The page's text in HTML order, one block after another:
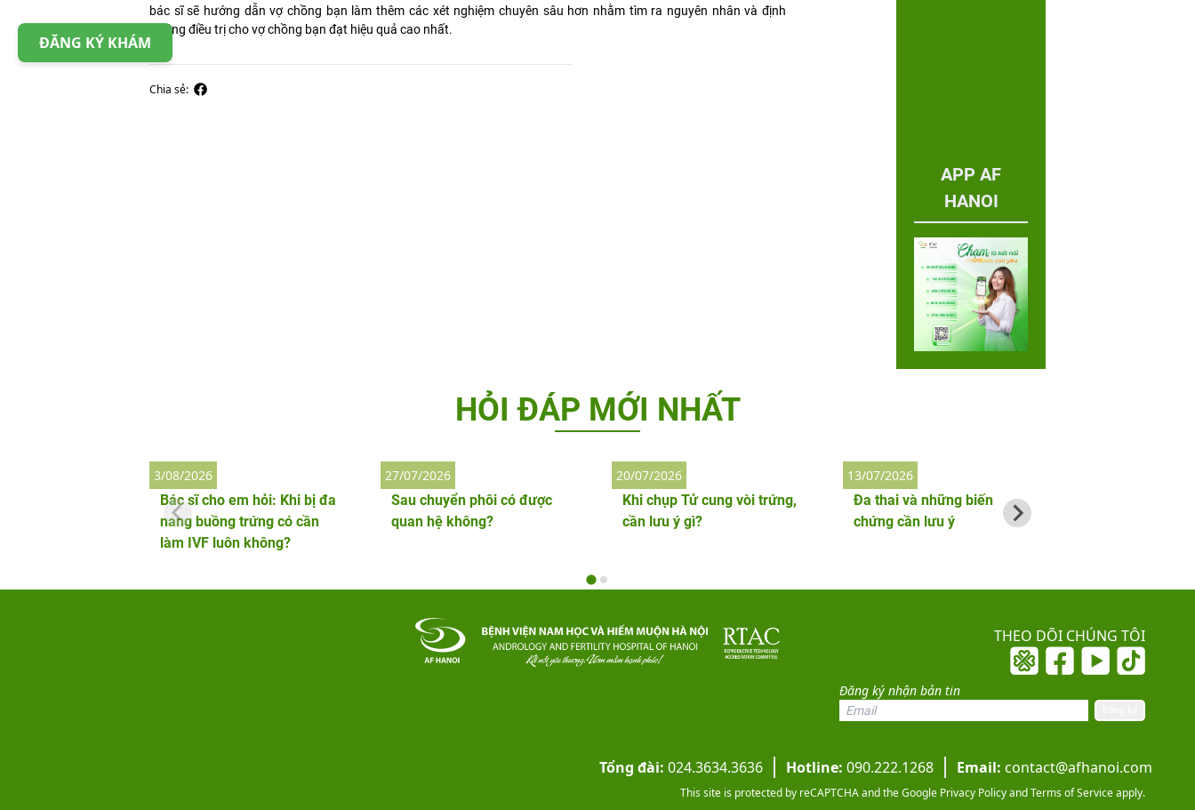
bác sĩ sẽ hướng dẫn vợ chồng bạn làm thêm các xét nghiệm chuyên sâu hơn nhằm tìm ra nguyên nhân và định
hướng điều trị cho vợ chồng bạn đạt hiệu quả cao nhất.
Chia sẻ:
APP AF
HANOI
HỎI ĐÁP MỚI NHẤT
Bác sĩ cho em hỏi: Khi bị đa
nang buồng trứng có cần
làm IVF luôn không?
3/08/2026
Sau chuyển phôi có được
quan hệ không?
27/07/2026
Khi chụp Tử cung vòi trứng,
cần lưu ý gì?
20/07/2026
Đa thai và những biến
chứng cần lưu ý
13/07/2026
THEO DÕI CHÚNG TÔI
Đăng ký nhận bản tin
Tổng đài: 024.3634.3636 Hotline: 090.222.1268 Email: contact@afhanoi.com
This site is protected by reCAPTCHA and the Google Privacy PolicyandTerms of Serviceapply.
ĐĂNG KÝ KHÁM